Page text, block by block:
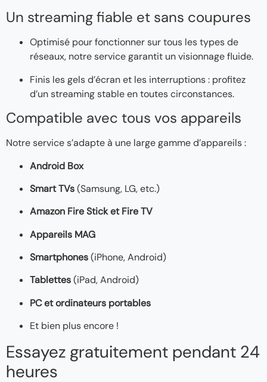
Un streaming fiable et sans coupures
Optimisé pour fonctionner sur tous les types de
réseaux, notre service garantit un visionnage fluide.
Finis les gels d’écran et les interruptions : profitez
d’un streaming stable en toutes circonstances.
Compatible avec tous vos appareils
Notre service s’adapte à une large gamme d’appareils :
Android Box
Smart TVs(Samsung, LG, etc.)
Amazon Fire Stick et Fire TV
Appareils MAG
Smartphones(iPhone, Android)
Tablettes(iPad, Android)
PC et ordinateurs portables
Et bien plus encore !
Essayez gratuitement pendant 24
heures